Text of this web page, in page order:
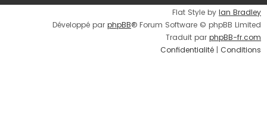
Flat Style by Ian Bradley
Développé par phpBB® Forum Software © phpBB Limited
Traduit par phpBB-fr.com
Confidentialité
Conditions